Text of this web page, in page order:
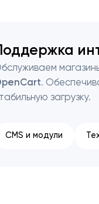
.
загрузку.
CMS и модули